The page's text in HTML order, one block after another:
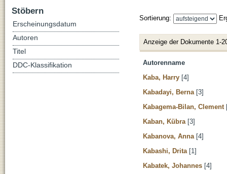
Sortierung:
Anzeige der Dokumente 1-
Autorenname
Kaba, Harry [4]
Kabadayi, Berna [3]
Kabagema-Bilan, Clement
Kaban, Kübra [3]
Kabanova, Anna [4]
Kabashi, Drita [1]
Kabatek, Johannes [4]
Stöbern
Erscheinungsdatum
Autoren
Titel
DDC-Klassifikation